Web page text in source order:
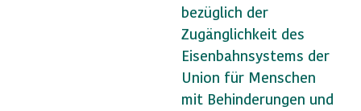
bezüglich der
Zugänglichkeit des
Eisenbahnsystems der
Union für Menschen
mit Behinderungen und